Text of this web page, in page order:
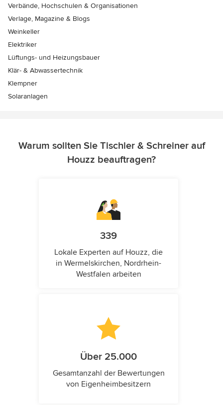
Verbände, Hochschulen & Organisationen
Verlage, Magazine & Blogs
Weinkeller
Elektriker
Lüftungs- und Heizungsbauer
Klär- & Abwassertechnik
Klempner
Solaranlagen
Warum sollten Sie Tischler & Schreiner auf
Houzz beauftragen?
339
Lokale Experten auf Houzz, die
in Wermelskirchen, Nordrhein-
Westfalen arbeiten
Über 25.000
Gesamtanzahl der Bewertungen
von Eigenheimbesitzern